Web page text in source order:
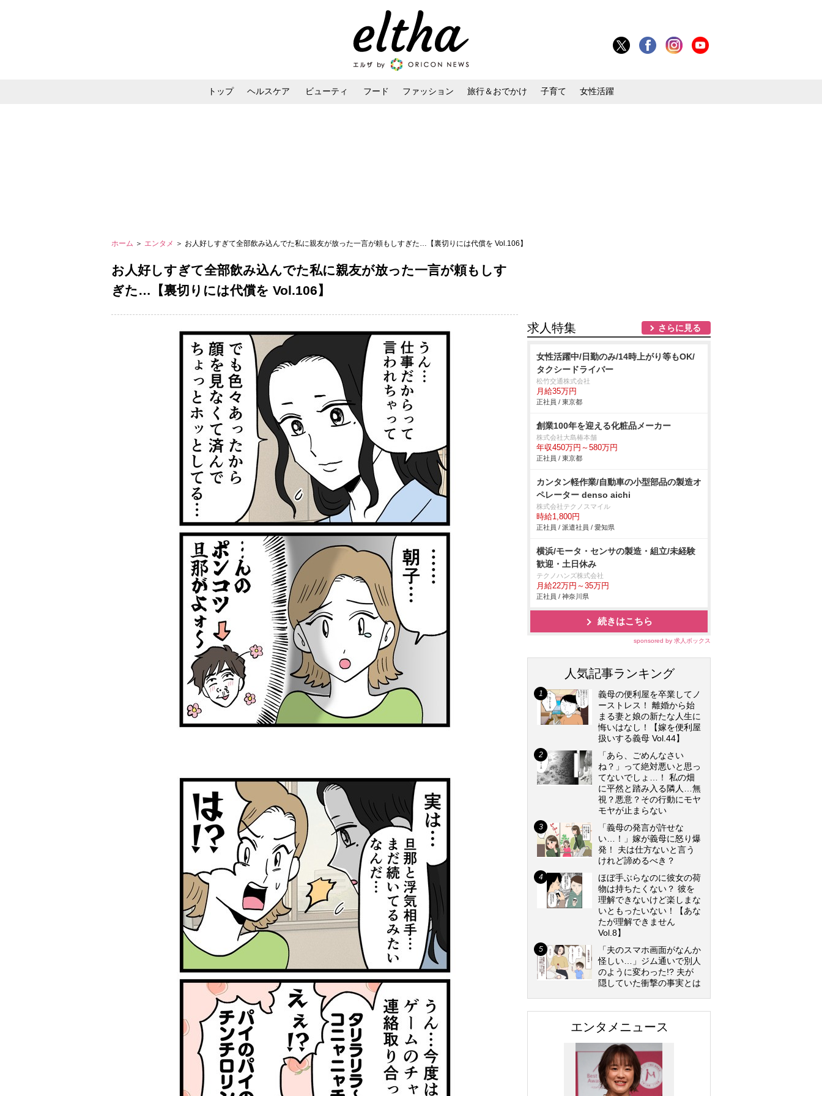
トップ ヘルスケア ビューティ フード ファッション 旅行＆おでかけ 子育て 女性活躍
ホーム ＞ エンタメ ＞ お人好しすぎて全部飲み込んでた私に親友が放った一言が頼もしすぎた…【裏切りには代償を Vol.106】
お人好しすぎて全部飲み込んでた私に親友が放った一言が頼もしす
ぎた…【裏切りには代償を Vol.106】
求人特集 さらに見る
女性活躍中/日勤のみ/14時上がり等もOK/
タクシードライバー
松竹交通株式会社
月給35万円
正社員 / 東京都
創業100年を迎える化粧品メーカー
株式会社大島椿本舗
年収450万円～580万円
正社員 / 東京都
カンタン軽作業/自動車の小型部品の製造オ
ペレーター denso aichi
株式会社テクノスマイル
時給1,800円
正社員 / 派遣社員 / 愛知県
横浜/モータ・センサの製造・組立/未経験
歓迎・土日休み
テクノハンズ株式会社
月給22万円～35万円
正社員 / 神奈川県
続きはこちら
sponsored by 求人ボックス
人気記事ランキング
義母の便利屋を卒業してノ
ーストレス！ 離婚から始
まる妻と娘の新たな人生に
悔いはなし！【嫁を便利屋
扱いする義母 Vol.44】
「あら、ごめんなさい
ね？」って絶対悪いと思っ
てないでしょ…！ 私の畑
に平然と踏み入る隣人…無
視？悪意？その行動にモヤ
モヤが止まらない
「義母の発言が許せな
い…！」嫁が義母に怒り爆
発！ 夫は仕方ないと言う
けれど諦めるべき？
ほぼ手ぶらなのに彼女の荷
物は持ちたくない？ 彼を
理解できないけど楽しまな
いともったいない！【あな
たが理解できません
Vol.8】
「夫のスマホ画面がなんか
怪しい…」ジム通いで別人
のように変わった!? 夫が
隠していた衝撃の事実とは
エンタメニュース